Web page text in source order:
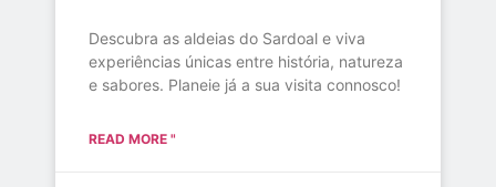
Descubra as aldeias do Sardoal e viva
experiências únicas entre história, natureza
e sabores. Planeie já a sua visita connosco!
READ MORE "